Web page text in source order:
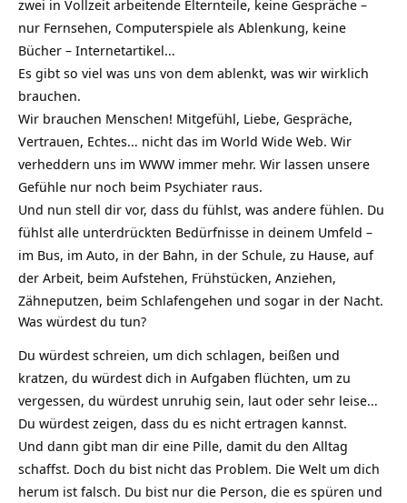
zwei in Vollzeit arbeitende Elternteile, keine Gespräche –
nur Fernsehen, Computerspiele als Ablenkung, keine
Bücher – Internetartikel…
Es gibt so viel was uns von dem ablenkt, was wir wirklich
brauchen.
Wir brauchen Menschen! Mitgefühl, Liebe, Gespräche,
Vertrauen, Echtes… nicht das im World Wide Web. Wir
verheddern uns im WWW immer mehr. Wir lassen unsere
Gefühle nur noch beim Psychiater raus.
Und nun stell dir vor, dass du fühlst, was andere fühlen. Du
fühlst alle unterdrückten Bedürfnisse in deinem Umfeld –
im Bus, im Auto, in der Bahn, in der Schule, zu Hause, auf
der Arbeit, beim Aufstehen, Frühstücken, Anziehen,
Zähneputzen, beim Schlafengehen und sogar in der Nacht.
Was würdest du tun?
Du würdest schreien, um dich schlagen, beißen und
kratzen, du würdest dich in Aufgaben flüchten, um zu
vergessen, du würdest unruhig sein, laut oder sehr leise…
Du würdest zeigen, dass du es nicht ertragen kannst.
Und dann gibt man dir eine Pille, damit du den Alltag
schaffst. Doch du bist nicht das Problem. Die Welt um dich
herum ist falsch. Du bist nur die Person, die es spüren und